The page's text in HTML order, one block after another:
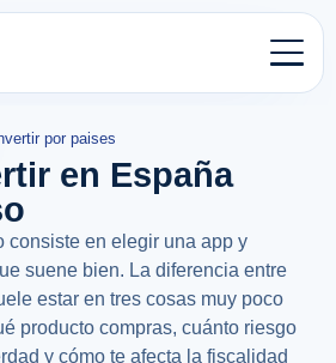
por paises
en España
consiste en elegir una app y
suene bien. La diferencia entre
estar en tres cosas muy poco
producto compras, cuánto riesgo
y cómo te afecta la fiscalidad